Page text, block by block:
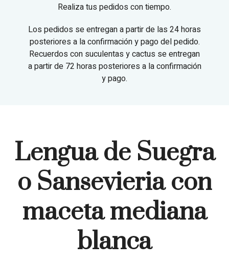
Realiza tus pedidos con tiempo.
Los pedidos se entregan a partir de las 24 horas
posteriores a la confirmación y pago del pedido.
Recuerdos con suculentas y cactus se entregan
a partir de 72 horas posteriores a la confirmación
y pago.
Lengua de Suegra
o Sansevieria con
maceta mediana
blanca